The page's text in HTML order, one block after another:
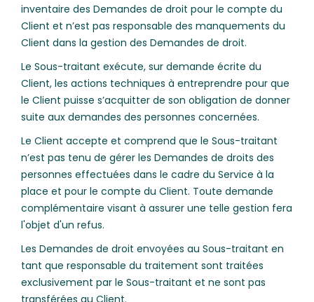
inventaire des Demandes de droit pour le compte du
Client et n’est pas responsable des manquements du
Client dans la gestion des Demandes de droit.
Le Sous-traitant exécute, sur demande écrite du
Client, les actions techniques à entreprendre pour que
le Client puisse s’acquitter de son obligation de donner
suite aux demandes des personnes concernées.
Le Client accepte et comprend que le Sous-traitant
n’est pas tenu de gérer les Demandes de droits des
personnes effectuées dans le cadre du Service à la
place et pour le compte du Client. Toute demande
complémentaire visant à assurer une telle gestion fera
l'objet d'un refus.
Les Demandes de droit envoyées au Sous-traitant en
tant que responsable du traitement sont traitées
exclusivement par le Sous-traitant et ne sont pas
transférées au Client.